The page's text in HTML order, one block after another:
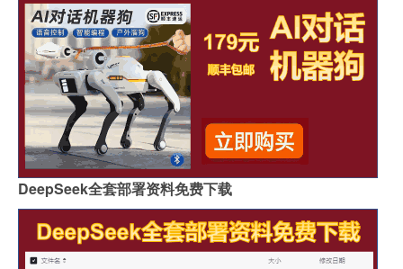
DeepSeek全套部署资料免费下载